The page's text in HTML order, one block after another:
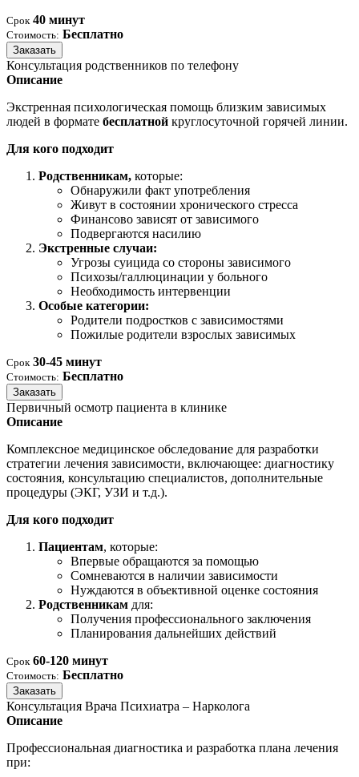
Срок 40 минут
Стоимость: Бесплатно
Заказать
Консультация родственников по телефону
Описание
Экстренная психологическая помощь близким зависимых
людей в формате бесплатной круглосуточной горячей линии.
Для кого подходит
Родственникам, которые:
Обнаружили факт употребления
Живут в состоянии хронического стресса
Финансово зависят от зависимого
Подвергаются насилию
Экстренные случаи:
Угрозы суицида со стороны зависимого
Психозы/галлюцинации у больного
Необходимость интервенции
Особые категории:
Родители подростков с зависимостями
Пожилые родители взрослых зависимых
Срок 30-45 минут
Стоимость: Бесплатно
Заказать
Первичный осмотр пациента в клинике
Описание
Комплексное медицинское обследование для разработки
стратегии лечения зависимости, включающее: диагностику
состояния, консультацию специалистов, дополнительные
процедуры (ЭКГ, УЗИ и т.д.).
Для кого подходит
Пациентам, которые:
Впервые обращаются за помощью
Сомневаются в наличии зависимости
Нуждаются в объективной оценке состояния
Родственникам для:
Получения профессионального заключения
Планирования дальнейших действий
Срок 60-120 минут
Стоимость: Бесплатно
Заказать
Консультация Врача Психиатра – Нарколога
Описание
Профессиональная диагностика и разработка плана лечения
при: